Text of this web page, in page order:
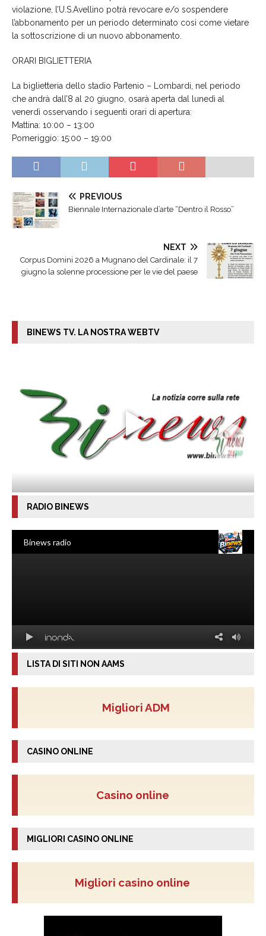
violazione, l’U.S.Avellino potrà revocare e/o sospendere
l’abbonamento per un periodo determinato così come vietare
la sottoscrizione di un nuovo abbonamento.
ORARI BIGLIETTERIA
La biglietteria dello stadio Partenio – Lombardi, nel periodo
che andrà dall’8 al 20 giugno, osarà aperta dal lunedì al
venerdì osservando i seguenti orari di apertura:
Mattina: 10:00 – 13:00
Pomeriggio: 15:00 – 19:00
PREVIOUS
Biennale Internazionale d’arte “Dentro il Rosso”
NEXT
Corpus Domini 2026 a Mugnano del Cardinale: il 7
giugno la solenne processione per le vie del paese
BINEWS TV. LA NOSTRA WEBTV
RADIO BINEWS
LISTA DI SITI NON AAMS
Migliori ADM
CASINO ONLINE
Casino online
MIGLIORI CASINO ONLINE
Migliori casino online